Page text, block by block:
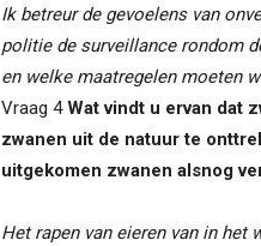
Ik betreur de gevoelens van
politie de surveillance rondom
en welke maatregelen moeten
Vraag 4Wat vindt u ervan dat
zwanen uit de natuur te
uitgekomen zwanen alsnog
Het rapen van eieren van in het